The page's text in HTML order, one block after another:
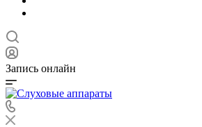
Запись онлайн